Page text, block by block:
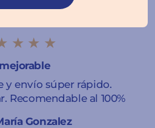
y envío súper rápido.
Recomendable al 100%
Gonzalez